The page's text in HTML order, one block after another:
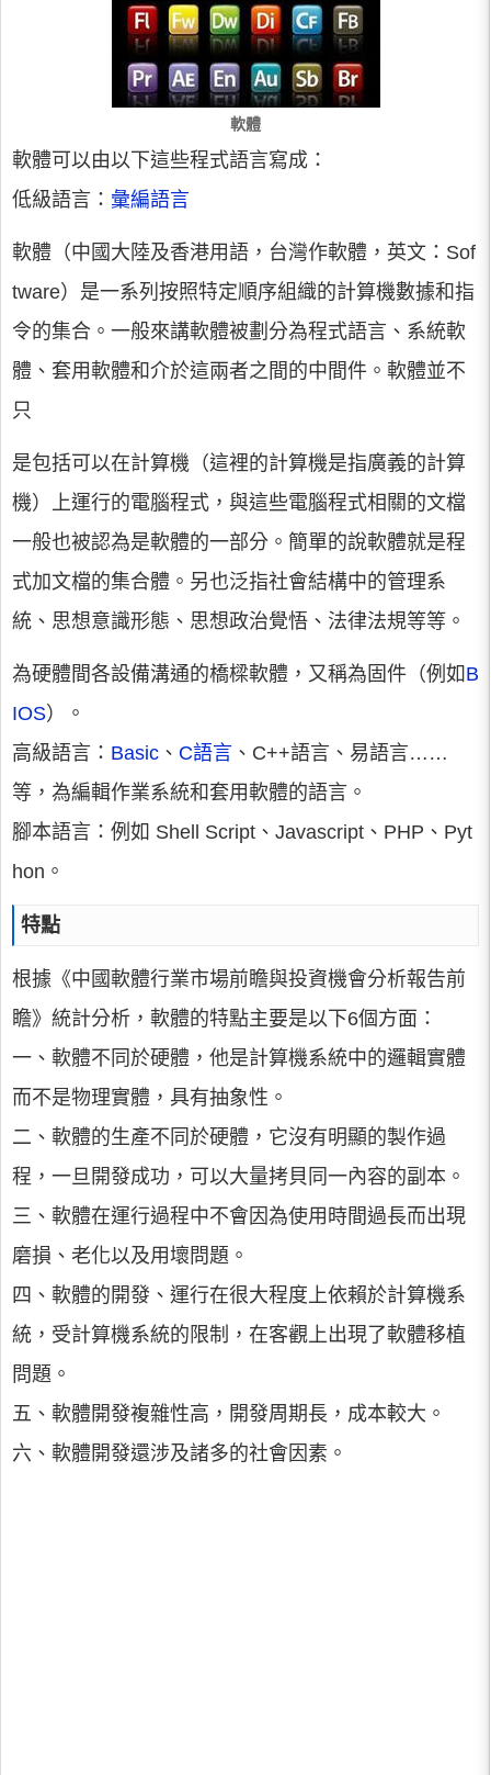
軟體
軟體可以由以下這些程式語言寫成：
低級語言： 彙編語言
軟體（中國大陸及香港用語，台灣作軟體，英文：Sof
tware）是一系列按照特定順序組織的計算機數據和指
令的集合。一般來講軟體被劃分為程式語言、系統軟
體、套用軟體和介於這兩者之間的中間件。軟體並不
只
是包括可以在計算機（這裡的計算機是指廣義的計算
機）上運行的電腦程式，與這些電腦程式相關的文檔
一般也被認為是軟體的一部分。簡單的說軟體就是程
式加文檔的集合體。另也泛指社會結構中的管理系
統、思想意識形態、思想政治覺悟、法律法規等等。
為硬體間各設備溝通的橋樑軟體，又稱為固件（例如 B
IOS）。
高級語言： Basic 、 C語言 、C++語言、易語言……
等，為編輯作業系統和套用軟體的語言。
腳本語言：例如 Shell Script、Javascript、PHP、Pyt
hon。
特點
根據《中國軟體行業市場前瞻與投資機會分析報告前
瞻》統計分析，軟體的特點主要是以下6個方面：
一、軟體不同於硬體，他是計算機系統中的邏輯實體
而不是物理實體，具有抽象性。
二、軟體的生產不同於硬體，它沒有明顯的製作過
程，一旦開發成功，可以大量拷貝同一內容的副本。
三、軟體在運行過程中不會因為使用時間過長而出現
磨損、老化以及用壞問題。
四、軟體的開發、運行在很大程度上依賴於計算機系
統，受計算機系統的限制，在客觀上出現了軟體移植
問題。
五、軟體開發複雜性高，開發周期長，成本較大。
六、軟體開發還涉及諸多的社會因素。